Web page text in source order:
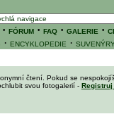
· FÓRUM· FAQ· GALERIE ·
· ENCYKLOPEDIE · SUVENÝRY
čtení. Pokud se
svou fotogalerií - Registruj